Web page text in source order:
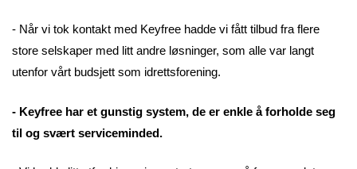
- Når vi tok kontakt med Keyfree hadde vi fått tilbud fra flere
store selskaper med litt andre løsninger, som alle var langt
utenfor vårt budsjett som idrettsforening.
- Keyfree har et gunstig system, de er enkle å forholde seg
til og svært serviceminded.